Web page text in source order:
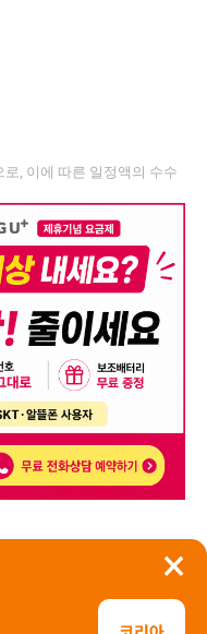
×
, 이에 따른 일정액의 수수